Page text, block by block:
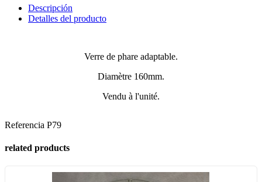
Descripción
Detalles del producto
Verre de phare adaptable.
Diamètre 160mm.
Vendu à l'unité.
Referencia P79
related products